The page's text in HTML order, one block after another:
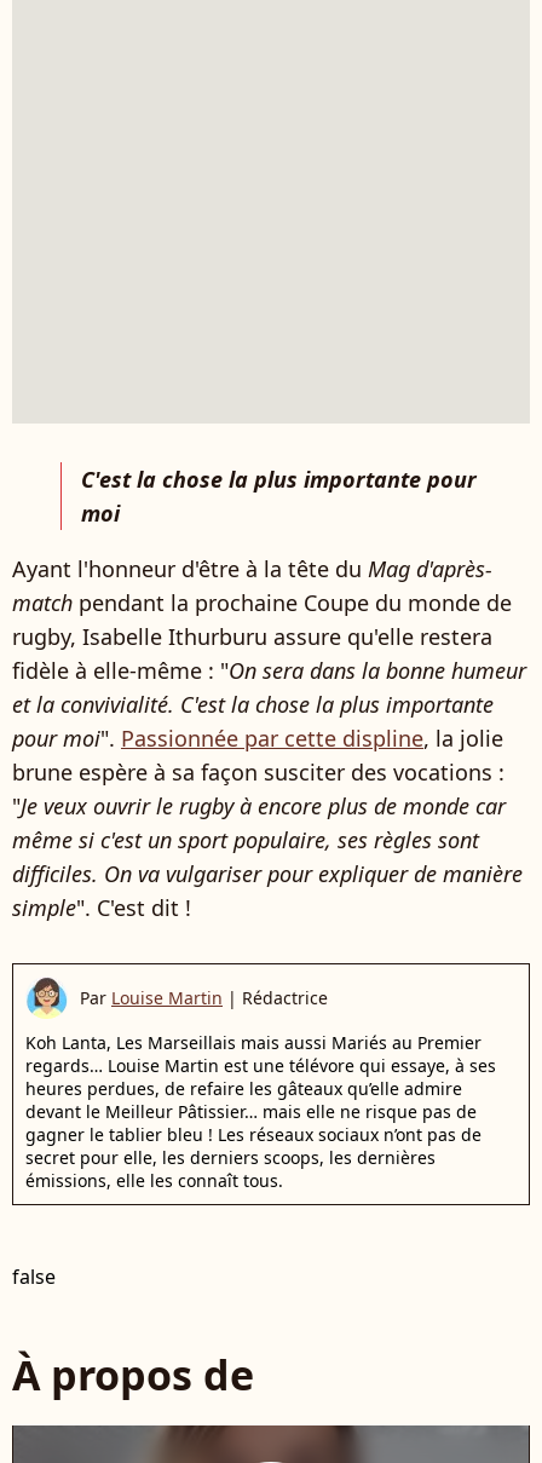
C'est la chose la plus importante pour
moi
Ayant l'honneur d'être à la tête du Mag d'après-
match pendant la prochaine Coupe du monde de
rugby, Isabelle Ithurburu assure qu'elle restera
fidèle à elle-même : "On sera dans la bonne humeur
et la convivialité. C'est la chose la plus importante
pour moi". Passionnée par cette displine, la jolie
brune espère à sa façon susciter des vocations :
"Je veux ouvrir le rugby à encore plus de monde car
même si c'est un sport populaire, ses règles sont
difficiles. On va vulgariser pour expliquer de manière
simple". C'est dit !
Par Louise Martin | Rédactrice
Koh Lanta, Les Marseillais mais aussi Mariés au Premier
regards… Louise Martin est une télévore qui essaye, à ses
heures perdues, de refaire les gâteaux qu’elle admire
devant le Meilleur Pâtissier… mais elle ne risque pas de
gagner le tablier bleu ! Les réseaux sociaux n’ont pas de
secret pour elle, les derniers scoops, les dernières
émissions, elle les connaît tous.
false
À propos de